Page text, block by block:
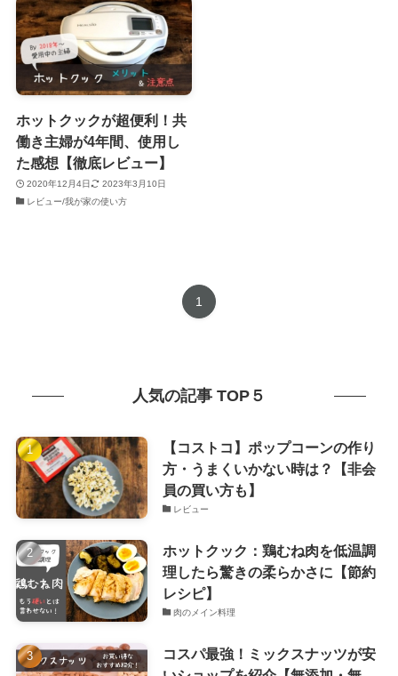
ホットクックが超便利！共
働き主婦が4年間、使用し
た感想【徹底レビュー】
2020年12月4日
2023年3月10日
レビュー/我が家の使い方
1
人気の記事 TOP５
【コストコ】ポップコーンの作り
方・うまくいかない時は？【非会
員の買い方も】
レビュー
ホットクック：鶏むね肉を低温調
理したら驚きの柔らかさに【節約
レシピ】
肉のメイン料理
コスパ最強！ミックスナッツが安